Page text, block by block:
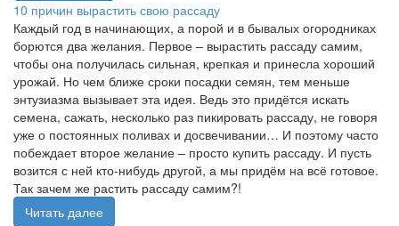
10 причин вырастить свою рассаду
Каждый год в начинающих, а порой и в бывалых огородниках
борются два желания. Первое – вырастить рассаду самим,
чтобы она получилась сильная, крепкая и принесла хороший
урожай. Но чем ближе сроки посадки семян, тем меньше
энтузиазма вызывает эта идея. Ведь это придётся искать
семена, сажать, несколько раз пикировать рассаду, не говоря
уже о постоянных поливах и досвечивании… И поэтому часто
побеждает второе желание – просто купить рассаду. И пусть
возится с ней кто-нибудь другой, а мы придём на всё готовое.
Так зачем же растить рассаду самим?!
Читать далее